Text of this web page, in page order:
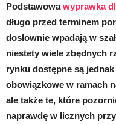
Podstawowawyprawka
długo przed terminem
dosłownie wpadają w
niestety wiele zbędnych
rynku dostępne są
obowiązkowe w ramach
ale także te, które
naprawdę w licznych